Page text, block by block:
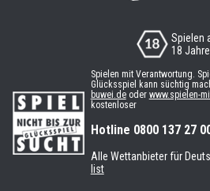
Spielen
18
Spielen mit Verantwortung.
Glücksspiel kann süchtig
buwei.deoder www.spielen-
kostenloser
Hotline 0800 137 27
Alle Wettanbieter für
list